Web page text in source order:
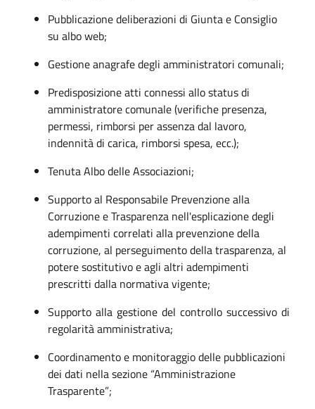
Pubblicazione deliberazioni di Giunta e Consiglio
su albo web;
Gestione anagrafe degli amministratori comunali;
Predisposizione atti connessi allo status di
amministratore comunale (verifiche presenza,
permessi, rimborsi per assenza dal lavoro,
indennità di carica, rimborsi spesa, ecc.);
Tenuta Albo delle Associazioni;
Supporto al Responsabile Prevenzione alla
Corruzione e Trasparenza nell'esplicazione degli
adempimenti correlati alla prevenzione della
corruzione, al perseguimento della trasparenza, al
potere sostitutivo e agli altri adempimenti
prescritti dalla normativa vigente;
Supporto alla gestione del controllo successivo di
regolarità amministrativa;
Coordinamento e monitoraggio delle pubblicazioni
dei dati nella sezione “Amministrazione
Trasparente”;